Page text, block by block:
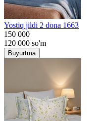
Yostiq jildi 2 dona 1663
150 000
120 000 so'm
Buyurtma